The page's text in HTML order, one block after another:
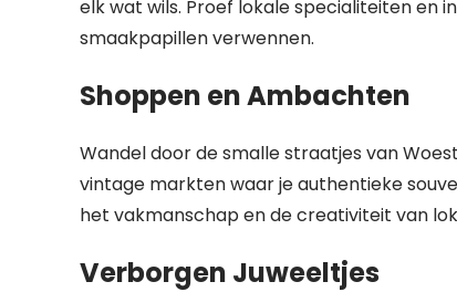
elk wat wils. Proef lokale specialiteiten
smaakpapillen verwennen.
Shoppen en Ambachten
Wandel door de smalle straatjes van
vintage markten waar je authentieke
het vakmanschap en de creativiteit van
Verborgen Juweeltjes